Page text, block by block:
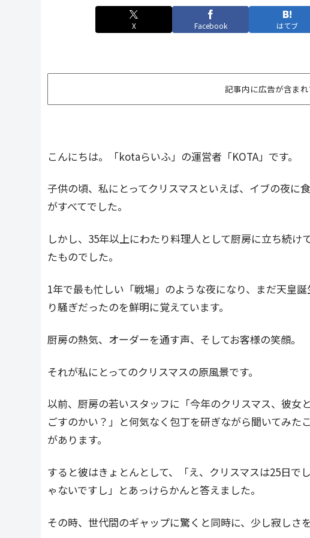
X Facebook はてブ
記事内に広告が含まれ
こんにちは。「kotaらいふ」の運営者「KOTA」です。
子供の頃、私にとってクリスマスといえば、イブの夜に
がすべてでした。
しかし、35年以上にわたり料理人として厨房に立ち続け
たものでした。
1年で最も忙しい「戦場」のような夜になり、まだ天皇
り騒ぎだったのを鮮明に覚えています。
厨房の熱気、オーダーを通す声、そしてお客様の笑顔。
それが私にとってのクリスマスの原風景です。
以前、厨房の若いスタッフに「今年のクリスマス、彼女
ごすのかい？」と何気なく包丁を研ぎながら聞いてみた
があります。
すると彼はきょとんとして、「え、クリスマスは25日で
ゃないですし」とあっけらかんと答えました。
その時、世代間のギャップに驚くと同時に、少し寂しさ